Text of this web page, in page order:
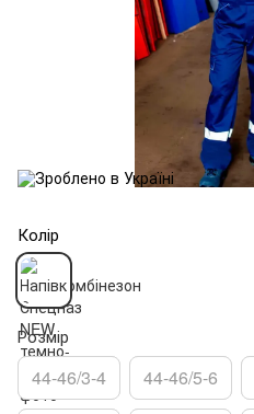
Колір
Розмір
44-46/3-4 44-46/5-6